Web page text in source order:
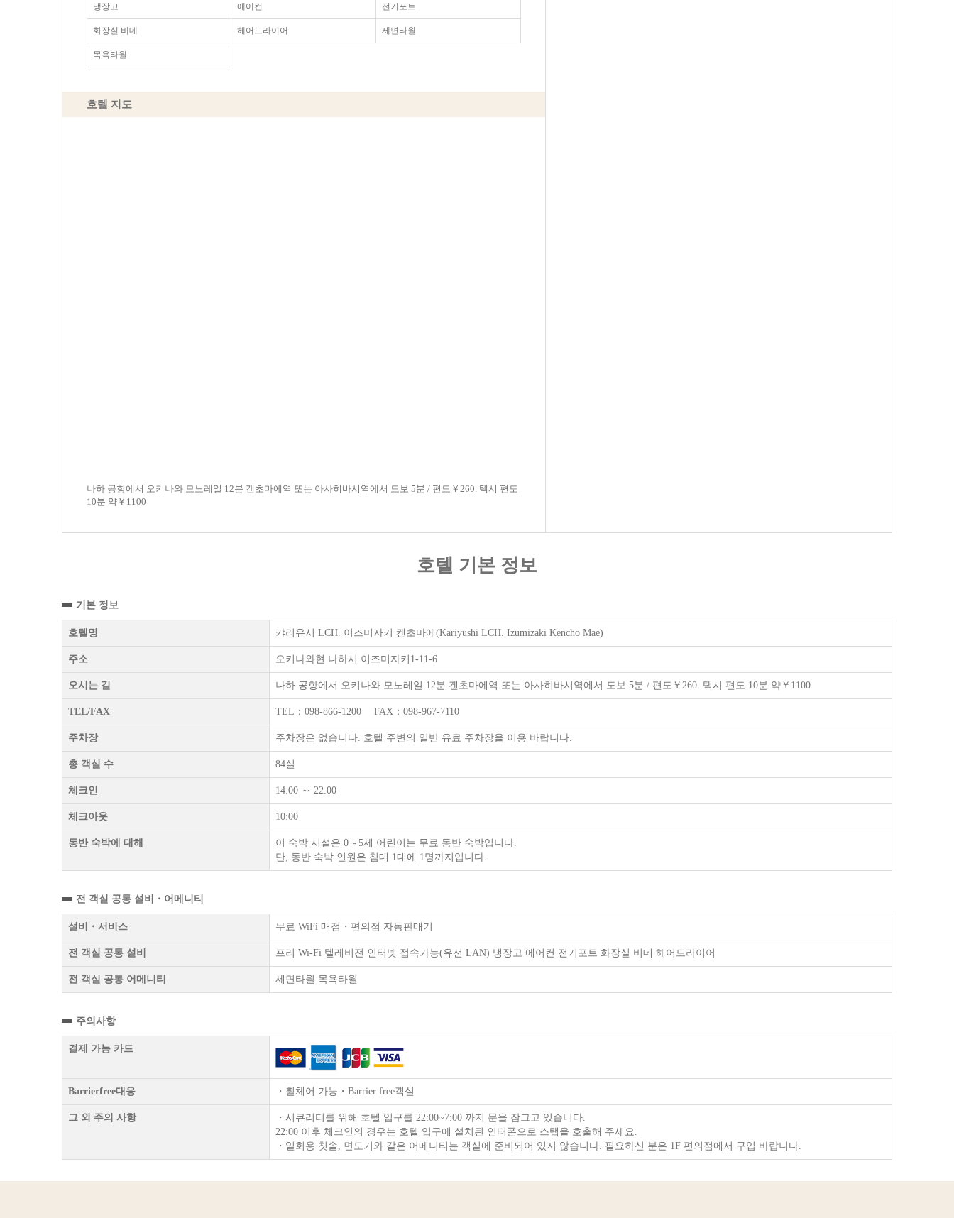
냉장고 에어컨 전기포트
화장실 비데 헤어드라이어 세면타월
목욕타월
호텔 지도
나하 공항에서 오키나와 모노레일 12분 겐초마에역 또는 아사히바시역에서 도보 5분 / 편도￥260. 택시 편도
10분 약￥1100
호텔 기본 정보
기본 정보
호텔명 캬리유시 LCH. 이즈미자키 켄초마에(Kariyushi LCH. Izumizaki Kencho Mae)
주소 오키나와현 나하시 이즈미자키1-11-6
오시는 길 나하 공항에서 오키나와 모노레일 12분 겐초마에역 또는 아사히바시역에서 도보 5분 / 편도￥260. 택시 편도 10분 약￥1100
TEL/FAX TEL：098-866-1200 FAX：098-967-7110
주차장 주차장은 없습니다. 호텔 주변의 일반 유료 주차장을 이용 바랍니다.
총 객실 수 84실
체크인 14:00 ～ 22:00
체크아웃 10:00
동반 숙박에 대해
이 숙박 시설은 0～5세 어린이는 무료 동반 숙박입니다.
단, 동반 숙박 인원은 침대 1대에 1명까지입니다.
전 객실 공통 설비・어메니티
설비・서비스 무료 WiFi 매점・편의점 자동판매기
전 객실 공통 설비 프리 Wi-Fi 텔레비전 인터넷 접속가능(유선 LAN) 냉장고 에어컨 전기포트 화장실 비데 헤어드라이어
전 객실 공통 어메니티 세면타월 목욕타월
주의사항
결제 가능 카드
Barrierfree대응 ・휠체어 가능・Barrier free객실
그 외 주의 사항
・시큐리티를 위해 호텔 입구를 22:00~7:00 까지 문을 잠그고 있습니다.
22:00 이후 체크인의 경우는 호텔 입구에 설치된 인터폰으로 스탭을 호출해 주세요.
・일회용 칫솔, 면도기와 같은 어메니티는 객실에 준비되어 있지 않습니다. 필요하신 분은 1F 편의점에서 구입 바랍니다.